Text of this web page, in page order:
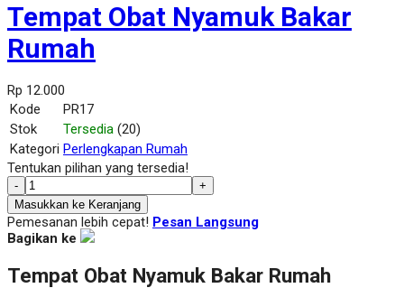
Tempat Obat Nyamuk Bakar
Rumah
Rp 12.000
Kode
PR17
Stok
Tersedia (20)
Kategori Perlengkapan Rumah
Tentukan pilihan yang tersedia!
-
+
Masukkan ke Keranjang
Pemesanan lebih cepat! Pesan Langsung
Bagikan ke
Tempat Obat Nyamuk Bakar Rumah